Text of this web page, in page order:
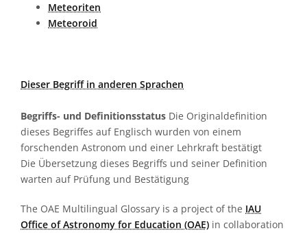
Meteoriten
Meteoroid
Dieser Begriff in anderen Sprachen
Begriffs- und Definitionsstatus Die Originaldefinition
dieses Begriffes auf Englisch wurden von einem
forschenden Astronom und einer Lehrkraft bestätigt
Die Übersetzung dieses Begriffs und seiner Definition
warten auf Prüfung und Bestätigung
The OAE Multilingual Glossary is a project of the IAU
Office of Astronomy for Education (OAE) in collaboration